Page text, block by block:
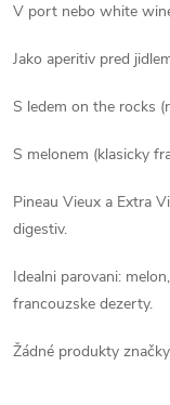
V port nebo white
Jako aperitiv pred
S ledem on the rocks
S melonem (klasicky
Pineau Vieux a Extra
digestiv.
Idealni parovani:
francouzske dezerty.
Žádné produkty značky